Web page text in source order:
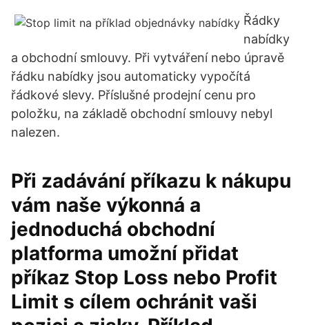
Řádky
nabídky
a obchodní smlouvy. Při vytváření nebo úpravě
řádku nabídky jsou automaticky vypočítá
řádkové slevy. Příslušné prodejní cenu pro
položku, na základě obchodní smlouvy nebyl
nalezen.
Při zadávání příkazu k nákupu
vám naše výkonná a
jednoduchá obchodní
platforma umožní přidat
příkaz Stop Loss nebo Profit
Limit s cílem ochránit vaši